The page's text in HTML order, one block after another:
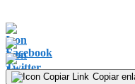
Copiar